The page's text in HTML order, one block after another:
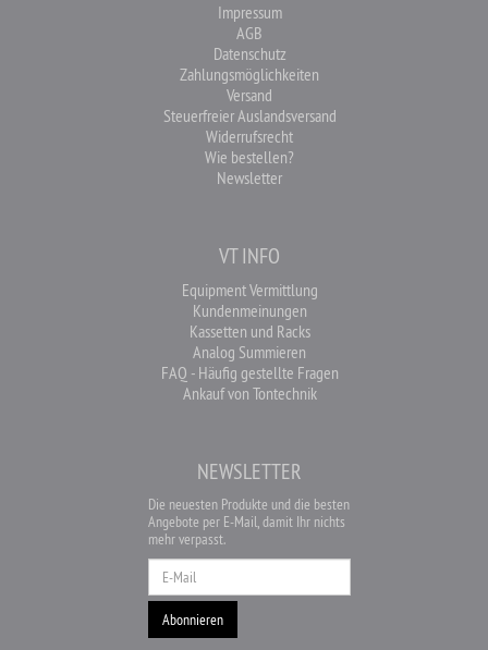
Impressum
AGB
Datenschutz
Zahlungsmöglichkeiten
Versand
Steuerfreier Auslandsversand
Widerrufsrecht
Wie bestellen?
Newsletter
VT INFO
Equipment Vermittlung
Kundenmeinungen
Kassetten und Racks
Analog Summieren
FAQ - Häufig gestellte Fragen
Ankauf von Tontechnik
NEWSLETTER
Die neuesten Produkte und die besten
Angebote per E-Mail, damit Ihr nichts
mehr verpasst.
Newsletter
Abonnieren